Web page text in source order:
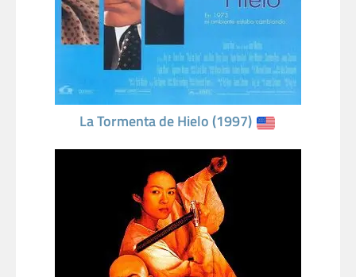
La Tormenta de Hielo (1997)